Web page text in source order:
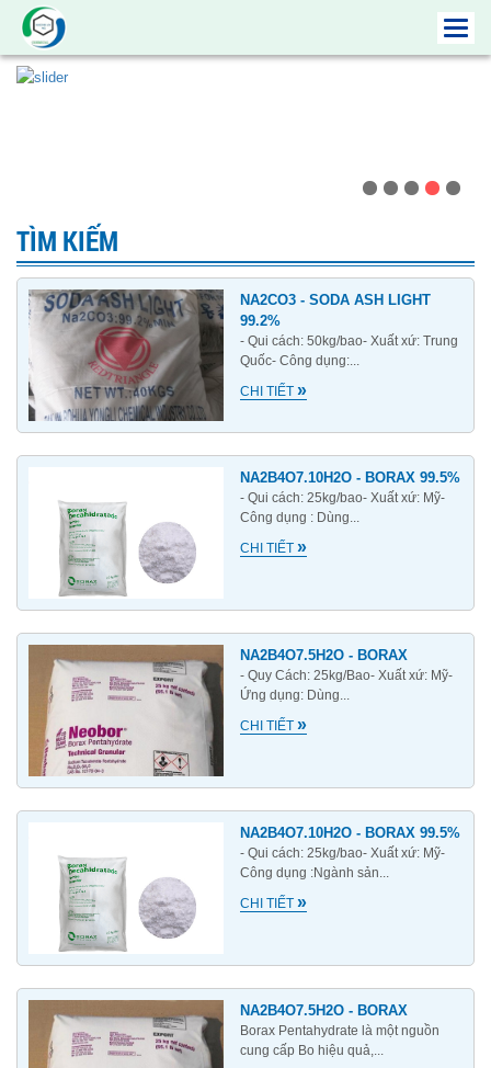
TÌM KIẾM
NA2CO3 - SODA ASH LIGHT
99.2%
- Qui cách: 50kg/bao- Xuất xứ: Trung
Quốc- Công dụng:...
CHI TIẾT»
NA2B4O7.10H2O - BORAX 99.5%
- Qui cách: 25kg/bao- Xuất xứ: Mỹ-
Công dụng : Dùng...
CHI TIẾT»
NA2B4O7.5H2O - BORAX
- Quy Cách: 25kg/Bao- Xuất xứ: Mỹ-
Ứng dụng: Dùng...
CHI TIẾT»
NA2B4O7.10H2O - BORAX 99.5%
- Qui cách: 25kg/bao- Xuất xứ: Mỹ-
Công dụng :Ngành sản...
CHI TIẾT»
NA2B4O7.5H2O - BORAX
Borax Pentahydrate là một nguồn
cung cấp Bo hiệu quả,...